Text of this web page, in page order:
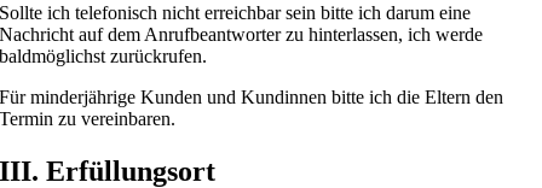
Sollte ich telefonisch nicht erreichbar sein bitte ich darum eine
Nachricht auf dem Anrufbeantworter zu hinterlassen, ich werde
baldmöglichst zurückrufen.
Für minderjährige Kunden und Kundinnen bitte ich die Eltern den
Termin zu vereinbaren.
III. Erfüllungsort